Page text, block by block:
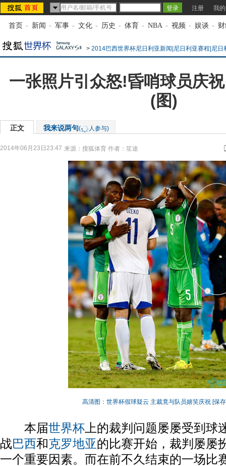
注册 我
首页 - 新闻 - 军事 - 文化 - 历史 - 体育 - NBA - 视频 - 娱谈 -
> 2014巴西世界杯尼日利亚新闻|尼日利亚赛程|尼日
一张照片引众怒!昏哨球员庆
(图)
正文 我来说两句( 人参与)
2014年06月23日23:47 来源： 搜狐体育 作者：笙途
高清图：世界杯假球疑云 主裁竟与队员嬉笑庆祝 [保
本届世界杯 上的裁判问题屡屡受到球
战巴西和克罗地亚的比赛开始，裁判屡屡
一个重要因素。而在前不久结束的一场比